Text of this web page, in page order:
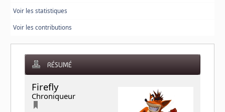
Voir les statistiques
Voir les contributions
RÉSUMÉ
Firefly
Chroniqueur